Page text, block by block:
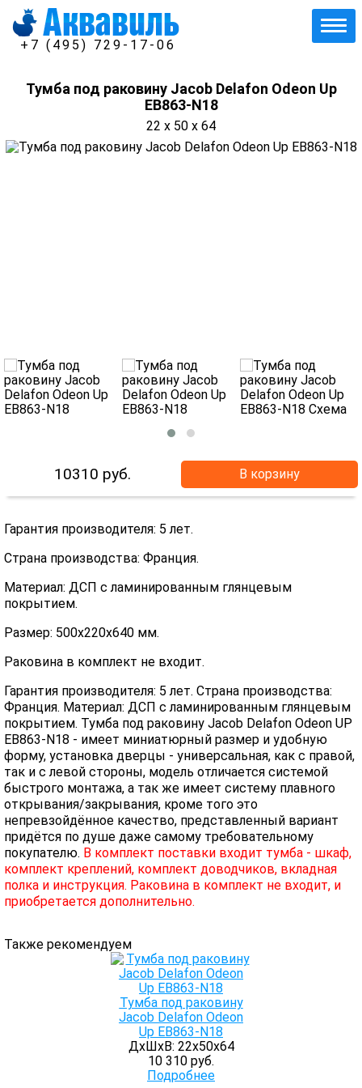
+7 (495) 729-17-06
Тумба под раковину Jacob Delafon Odeon Up
EB863-N18
22 x 50 x 64
10310 руб. В корзину
Гарантия производителя: 5 лет.
Страна производства: Франция.
Материал: ДСП с ламинированным глянцевым
покрытием.
Размер: 500x220x640 мм.
Раковина в комплект не входит.
Гарантия производителя: 5 лет. Страна производства:
Франция. Материал: ДСП с ламинированным глянцевым
покрытием. Тумба под раковину Jacob Delafon Odeon UP
EB863-N18 - имеет миниатюрный размер и удобную
форму, установка дверцы - универсальная, как с правой,
так и с левой стороны, модель отличается системой
быстрого монтажа, а так же имеет систему плавного
открывания/закрывания, кроме того это
непревзойдённое качество, представленный вариант
придётся по душе даже самому требовательному
покупателю. В комплект поставки входит тумба - шкаф,
комплект креплений, комплект доводчиков, вкладная
полка и инструкция. Раковина в комплект не входит, и
приобретается дополнительно.
Также рекомендуем
Тумба под раковину
Jacob Delafon Odeon
Up EB863-N18
ДхШхВ: 22х50х64
10 310 руб.
Подробнее